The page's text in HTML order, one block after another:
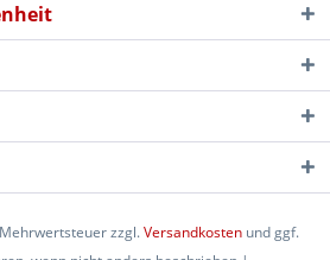
zzgl.Versandkosten und ggf.